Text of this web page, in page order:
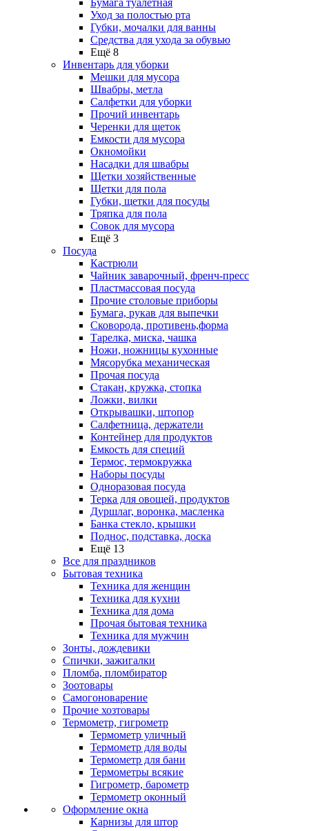
Бумага туалетная
Уход за полостью рта
Губки, мочалки для ванны
Средства для ухода за обувью
Ещё 8
Инвентарь для уборки
Мешки для мусора
Швабры, метла
Салфетки для уборки
Прочий инвентарь
Черенки для щеток
Емкости для мусора
Окномойки
Насадки для швабры
Щетки хозяйственные
Щетки для пола
Губки, щетки для посуды
Тряпка для пола
Совок для мусора
Ещё 3
Посуда
Кастрюли
Чайник заварочный, френч-пресс
Пластмассовая посуда
Прочие столовые приборы
Бумага, рукав для выпечки
Сковорода, противень,форма
Тарелка, миска, чашка
Ножи, ножницы кухонные
Мясорубка механическая
Прочая посуда
Стакан, кружка, стопка
Ложки, вилки
Открывашки, штопор
Салфетница, держатели
Контейнер для продуктов
Емкость для специй
Термос, термокружка
Наборы посуды
Одноразовая посуда
Терка для овощей, продуктов
Дуршлаг, воронка, масленка
Банка стекло, крышки
Поднос, подставка, доска
Ещё 13
Все для праздников
Бытовая техника
Техника для женщин
Техника для кухни
Техника для дома
Прочая бытовая техника
Техника для мужчин
Зонты, дождевики
Спички, зажигалки
Пломба, пломбиратор
Зоотовары
Самогоноварение
Прочие хозтовары
Термометр, гигрометр
Термометр уличный
Термометр для воды
Термометр для бани
Термометры всякие
Гигрометр, барометр
Термометр оконный
Оформление окна
Карнизы для штор